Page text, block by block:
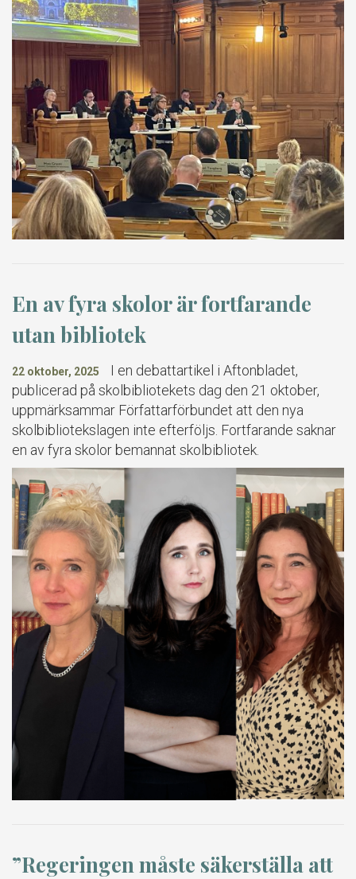
En av fyra skolor är fortfarande
utan bibliotek
22 oktober, 2025
I en debattartikel i Aftonbladet,
publicerad på skolbibliotekets dag den 21 oktober,
uppmärksammar Författarförbundet att den nya
skolbibliotekslagen inte efterföljs. Fortfarande saknar
en av fyra skolor bemannat skolbibliotek.
”Regeringen måste säkerställa att